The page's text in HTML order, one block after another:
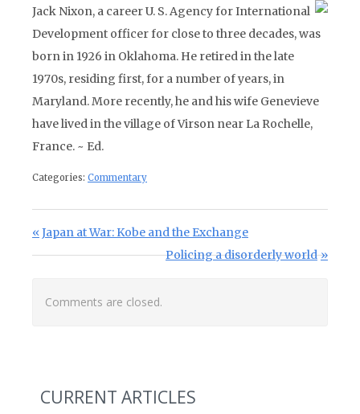
Jack Nixon, a career U. S. Agency for International
Development officer for close to three decades, was
born in 1926 in Oklahoma. He retired in the late
1970s, residing first, for a number of years, in
Maryland. More recently, he and his wife Genevieve
have lived in the village of Virson near La Rochelle,
France. ~ Ed.
Categories: Commentary
Post navigation
Previous Post:
Japan at War: Kobe and the Exchange
Next Post:
Policing a disorderly world
Comments are closed.
CURRENT ARTICLES